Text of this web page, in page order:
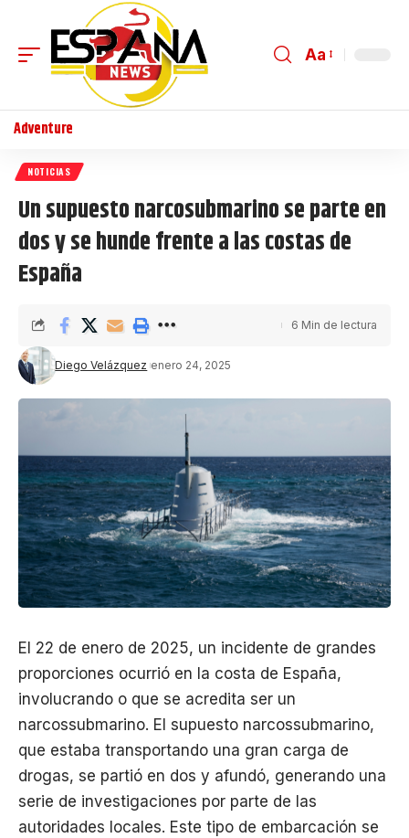
Aa
Adventure
NOTICIAS
Un supuesto narcosubmarino se parte en
dos y se hunde frente a las costas de
España
Diego Velázquez enero 24, 2025
6 Min de lectura
El 22 de enero de 2025, un incidente de grandes
proporciones ocurrió en la costa de España,
involucrando o que se acredita ser un
narcossubmarino. El supuesto narcossubmarino,
que estaba transportando una gran carga de
drogas, se partió en dos y afundó, generando una
serie de investigaciones por parte de las
autoridades locales. Este tipo de embarcación se